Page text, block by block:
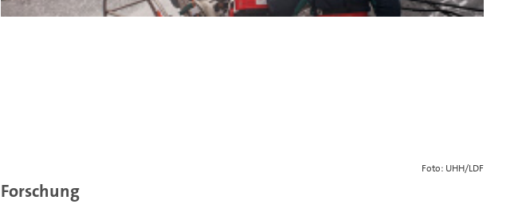
Foto: UHH/LDF
Forschung